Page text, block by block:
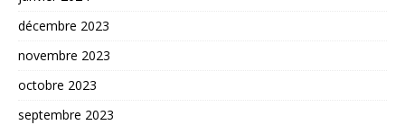
décembre 2023
novembre 2023
octobre 2023
septembre 2023